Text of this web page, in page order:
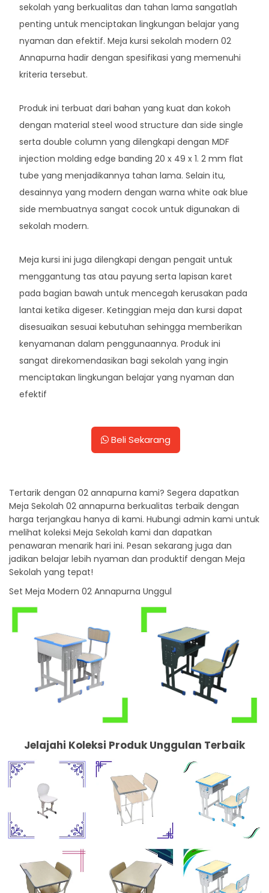
sekolah yang berkualitas dan tahan lama sangatlah
penting untuk menciptakan lingkungan belajar yang
nyaman dan efektif. Meja kursi sekolah modern 02
Annapurna hadir dengan spesifikasi yang memenuhi
kriteria tersebut.
Produk ini terbuat dari bahan yang kuat dan kokoh
dengan material steel wood structure dan side single
serta double column yang dilengkapi dengan MDF
injection molding edge banding 20 x 49 x 1. 2 mm flat
tube yang menjadikannya tahan lama. Selain itu,
desainnya yang modern dengan warna white oak blue
side membuatnya sangat cocok untuk digunakan di
sekolah modern.
Meja kursi ini juga dilengkapi dengan pengait untuk
menggantung tas atau payung serta lapisan karet
pada bagian bawah untuk mencegah kerusakan pada
lantai ketika digeser. Ketinggian meja dan kursi dapat
disesuaikan sesuai kebutuhan sehingga memberikan
kenyamanan dalam penggunaannya. Produk ini
sangat direkomendasikan bagi sekolah yang ingin
menciptakan lingkungan belajar yang nyaman dan
efektif
Beli Sekarang
Tertarik dengan 02 annapurna kami? Segera dapatkan
Meja Sekolah 02 annapurna berkualitas terbaik dengan
harga terjangkau hanya di kami. Hubungi admin kami untuk
melihat koleksi Meja Sekolah kami dan dapatkan
penawaran menarik hari ini. Pesan sekarang juga dan
jadikan belajar lebih nyaman dan produktif dengan Meja
Sekolah yang tepat!
Set Meja Modern 02 Annapurna Unggul
Jelajahi Koleksi Produk Unggulan Terbaik